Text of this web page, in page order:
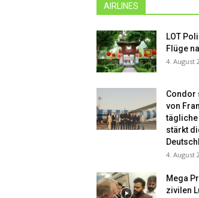
AIRLINES
LOT
Flüge
4. August
Condor
von
stärkt
4. August
Mega
zivilen